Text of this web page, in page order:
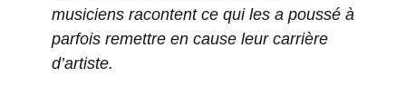
musiciens racontent ce qui les a poussé à
parfois remettre en cause leur carrière
d’artiste.